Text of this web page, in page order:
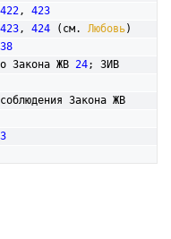
422, 423
423, 424 (см. Любовь)
Закона ЖВ
24